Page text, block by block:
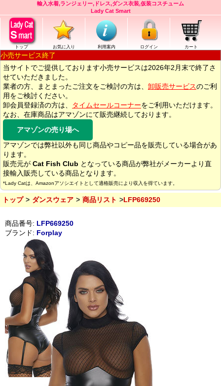
輸入水着,ランジェリー,ドレス,ダンス衣装,仮装コスチューム
Lady Cat Smart
トップ お気に入り 利用案内 ログイン カート
小売サービス終了
当サイトでご提供しております小売サービスは2026年2月末で終了さ
せていただきました。
業者の方、まとまったご注文をご検討の方は、 卸販売サービスのご利
用をご検討ください。
卸会員登録済の方は、
タイムセールコーナーをご利用いただけます。
なお、在庫商品はアマゾンにて販売継続しております。
アマゾンの売り場へ
アマゾンでは弊社以外も同じ商品やコピー品を販売している場合があ
ります。
販売元が Cat Fish Club となっている商品が弊社がメーカーより直
接輸入販売している商品となります。
*Lady Catは、Amazonアソシエイトとして適格販売により収入を得ています。
トップ ダンスウェア 商品リスト LFP669250
商品番号: LFP669250
ブランド: Forplay